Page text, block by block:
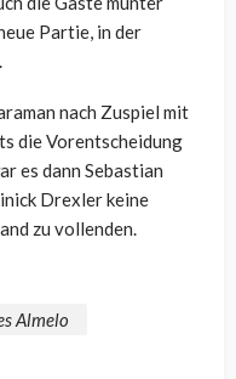
Partie, in der
nach Zuspiel mit
die Vorentscheidung
es dann Sebastian
Drexler keine
zu vollenden.
Almelo